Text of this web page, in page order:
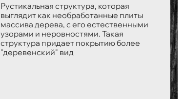
Рустикальная структура, которая
выглядит как необработанные плиты
массива дерева, с его естественными
узорами и неровностями. Такая
структура придает покрытию более
"деревенский" вид